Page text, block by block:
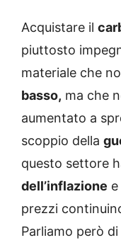
Acquistare il
piuttosto
materiale che
basso, ma che
aumentato a
scoppio della
questo settore
dell’inflazione
prezzi
Parliamo però di